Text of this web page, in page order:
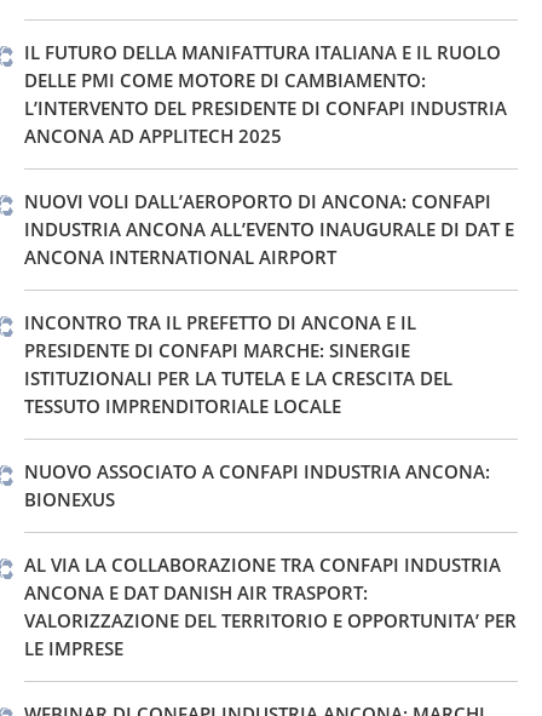
IL FUTURO DELLA MANIFATTURA ITALIANA E IL RUOLO
DELLE PMI COME MOTORE DI CAMBIAMENTO:
L’INTERVENTO DEL PRESIDENTE DI CONFAPI INDUSTRIA
ANCONA AD APPLITECH 2025
NUOVI VOLI DALL’AEROPORTO DI ANCONA: CONFAPI
INDUSTRIA ANCONA ALL’EVENTO INAUGURALE DI DAT E
ANCONA INTERNATIONAL AIRPORT
INCONTRO TRA IL PREFETTO DI ANCONA E IL
PRESIDENTE DI CONFAPI MARCHE: SINERGIE
ISTITUZIONALI PER LA TUTELA E LA CRESCITA DEL
TESSUTO IMPRENDITORIALE LOCALE
NUOVO ASSOCIATO A CONFAPI INDUSTRIA ANCONA:
BIONEXUS
AL VIA LA COLLABORAZIONE TRA CONFAPI INDUSTRIA
ANCONA E DAT DANISH AIR TRASPORT:
VALORIZZAZIONE DEL TERRITORIO E OPPORTUNITA’ PER
LE IMPRESE